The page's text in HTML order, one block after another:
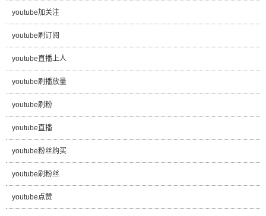
youtube加关注
youtube刷订阅
youtube直播上人
youtube刷播放量
youtube刷粉
youtube直播
youtube粉丝购买
youtube刷粉丝
youtube点赞